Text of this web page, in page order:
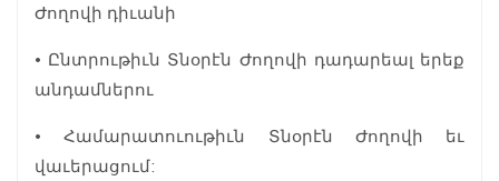
Ժողովի դիւանի
• Ընտրութիւն Տնօրէն Ժողովի դադարեալ երեք
անդամներու
• Համարատուութիւն Տնօրէն Ժողովի եւ
վաւերացում: